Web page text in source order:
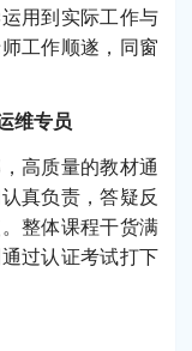
用到实际工作与
工作顺遂，同窗
维专员
高质量的教材通
真负责，答疑反
整体课程干货满
过认证考试打下